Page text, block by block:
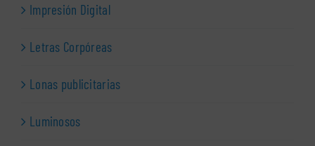
Impresión Digital
Letras Corpóreas
Lonas publicitarias
Luminosos